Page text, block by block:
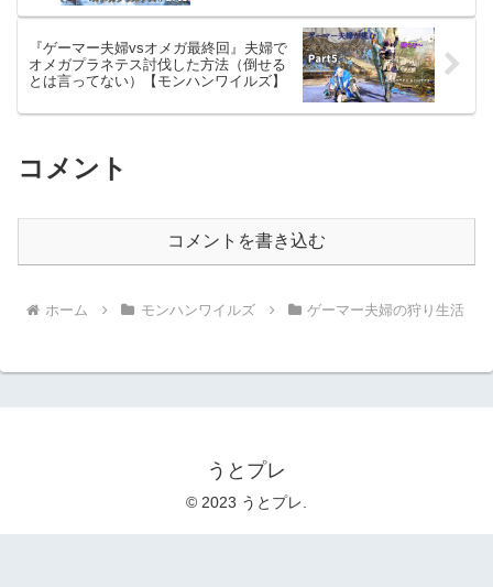
『ゲーマー夫婦vsオメガ最終回』夫婦で
オメガプラネテス討伐した方法（倒せる
とは言ってない）【モンハンワイルズ】
コメント
コメントを書き込む
ホーム モンハンワイルズ ゲーマー夫婦の狩り生活
うとプレ
© 2023 うとプレ.